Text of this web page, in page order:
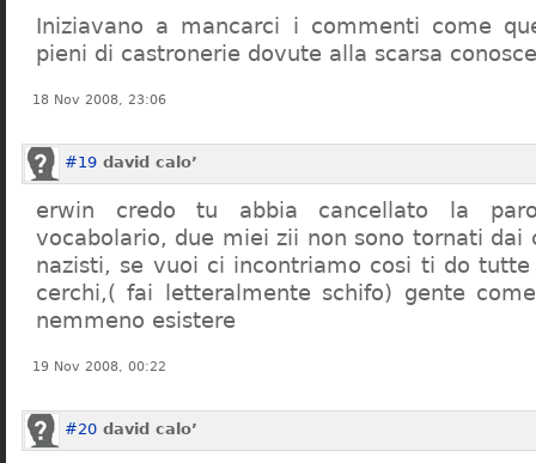
Iniziavano a mancarci i commenti come
pieni di castronerie dovute alla scarsa
18 Nov 2008, 23:06
#19 david calo’
erwin credo tu abbia cancellato la
vocabolario, due miei zii non sono tornati dai
nazisti, se vuoi ci incontriamo cosi ti do tutte
cerchi,( fai letteralmente schifo) gente
nemmeno esistere
19 Nov 2008, 00:22
#20 david calo’